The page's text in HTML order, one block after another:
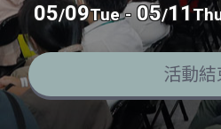
05/09Tue - 05/11
活動結